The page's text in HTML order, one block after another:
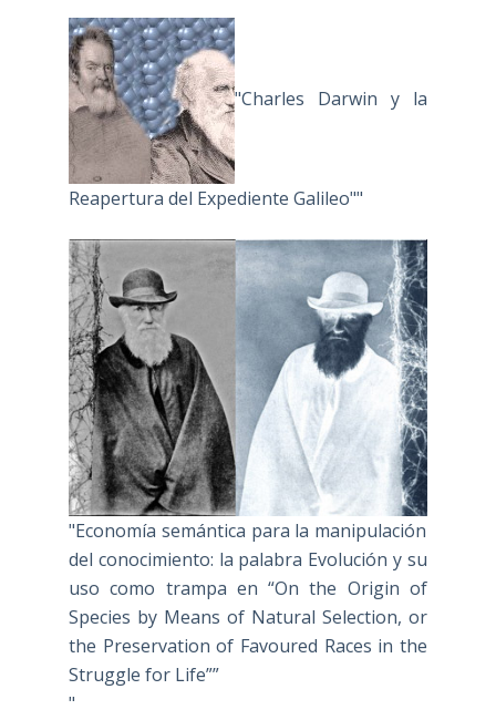
"Charles Darwin y la
Reapertura del Expediente Galileo""
"Economía semántica para la manipulación
del conocimiento: la palabra Evolución y su
uso como trampa en “On the Origin of
Species by Means of Natural Selection, or
the Preservation of Favoured Races in the
Struggle for Life””
"